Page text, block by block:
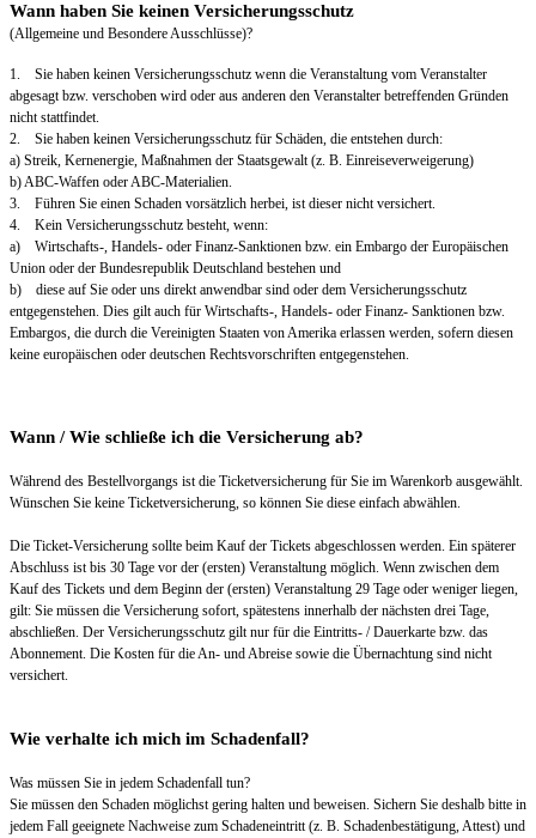
Wann haben Sie keinen Versicherungsschutz
(Allgemeine und Besondere Ausschlüsse)?
1. Sie haben keinen Versicherungsschutz wenn die Veranstaltung vom Veranstalter
abgesagt bzw. verschoben wird oder aus anderen den Veranstalter betreffenden Gründen
nicht stattfindet.
2. Sie haben keinen Versicherungsschutz für Schäden, die entstehen durch:
a) Streik, Kernenergie, Maßnahmen der Staatsgewalt (z. B. Einreiseverweigerung)
b) ABC-Waffen oder ABC-Materialien.
3. Führen Sie einen Schaden vorsätzlich herbei, ist dieser nicht versichert.
4. Kein Versicherungsschutz besteht, wenn:
a) Wirtschafts-, Handels- oder Finanz-Sanktionen bzw. ein Embargo der Europäischen
Union oder der Bundesrepublik Deutschland bestehen und
b) diese auf Sie oder uns direkt anwendbar sind oder dem Versicherungsschutz
entgegenstehen. Dies gilt auch für Wirtschafts-, Handels- oder Finanz- Sanktionen bzw.
Embargos, die durch die Vereinigten Staaten von Amerika erlassen werden, sofern diesen
keine europäischen oder deutschen Rechtsvorschriften entgegenstehen.
Wann / Wie schließe ich die Versicherung ab?
Während des Bestellvorgangs ist die Ticketversicherung für Sie im Warenkorb ausgewählt.
Wünschen Sie keine Ticketversicherung, so können Sie diese einfach abwählen.
Die Ticket-Versicherung sollte beim Kauf der Tickets abgeschlossen werden. Ein späterer
Abschluss ist bis 30 Tage vor der (ersten) Veranstaltung möglich. Wenn zwischen dem
Kauf des Tickets und dem Beginn der (ersten) Veranstaltung 29 Tage oder weniger liegen,
gilt: Sie müssen die Versicherung sofort, spätestens innerhalb der nächsten drei Tage,
abschließen. Der Versicherungsschutz gilt nur für die Eintritts- / Dauerkarte bzw. das
Abonnement. Die Kosten für die An- und Abreise sowie die Übernachtung sind nicht
versichert.
Wie verhalte ich mich im Schadenfall?
Was müssen Sie in jedem Schadenfall tun?
Sie müssen den Schaden möglichst gering halten und beweisen. Sichern Sie deshalb bitte in
jedem Fall geeignete Nachweise zum Schadeneintritt (z. B. Schadenbestätigung, Attest) und